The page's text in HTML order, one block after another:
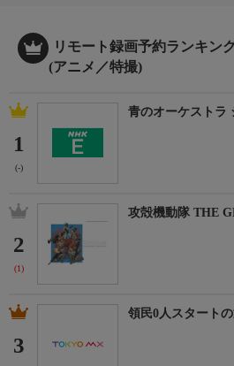
リモート録画予約ランキン
(アニメ／特撮)
1
(-)
青のオーケストラ
2
(1)
攻殻機動隊 THE
3
領民0人スタート